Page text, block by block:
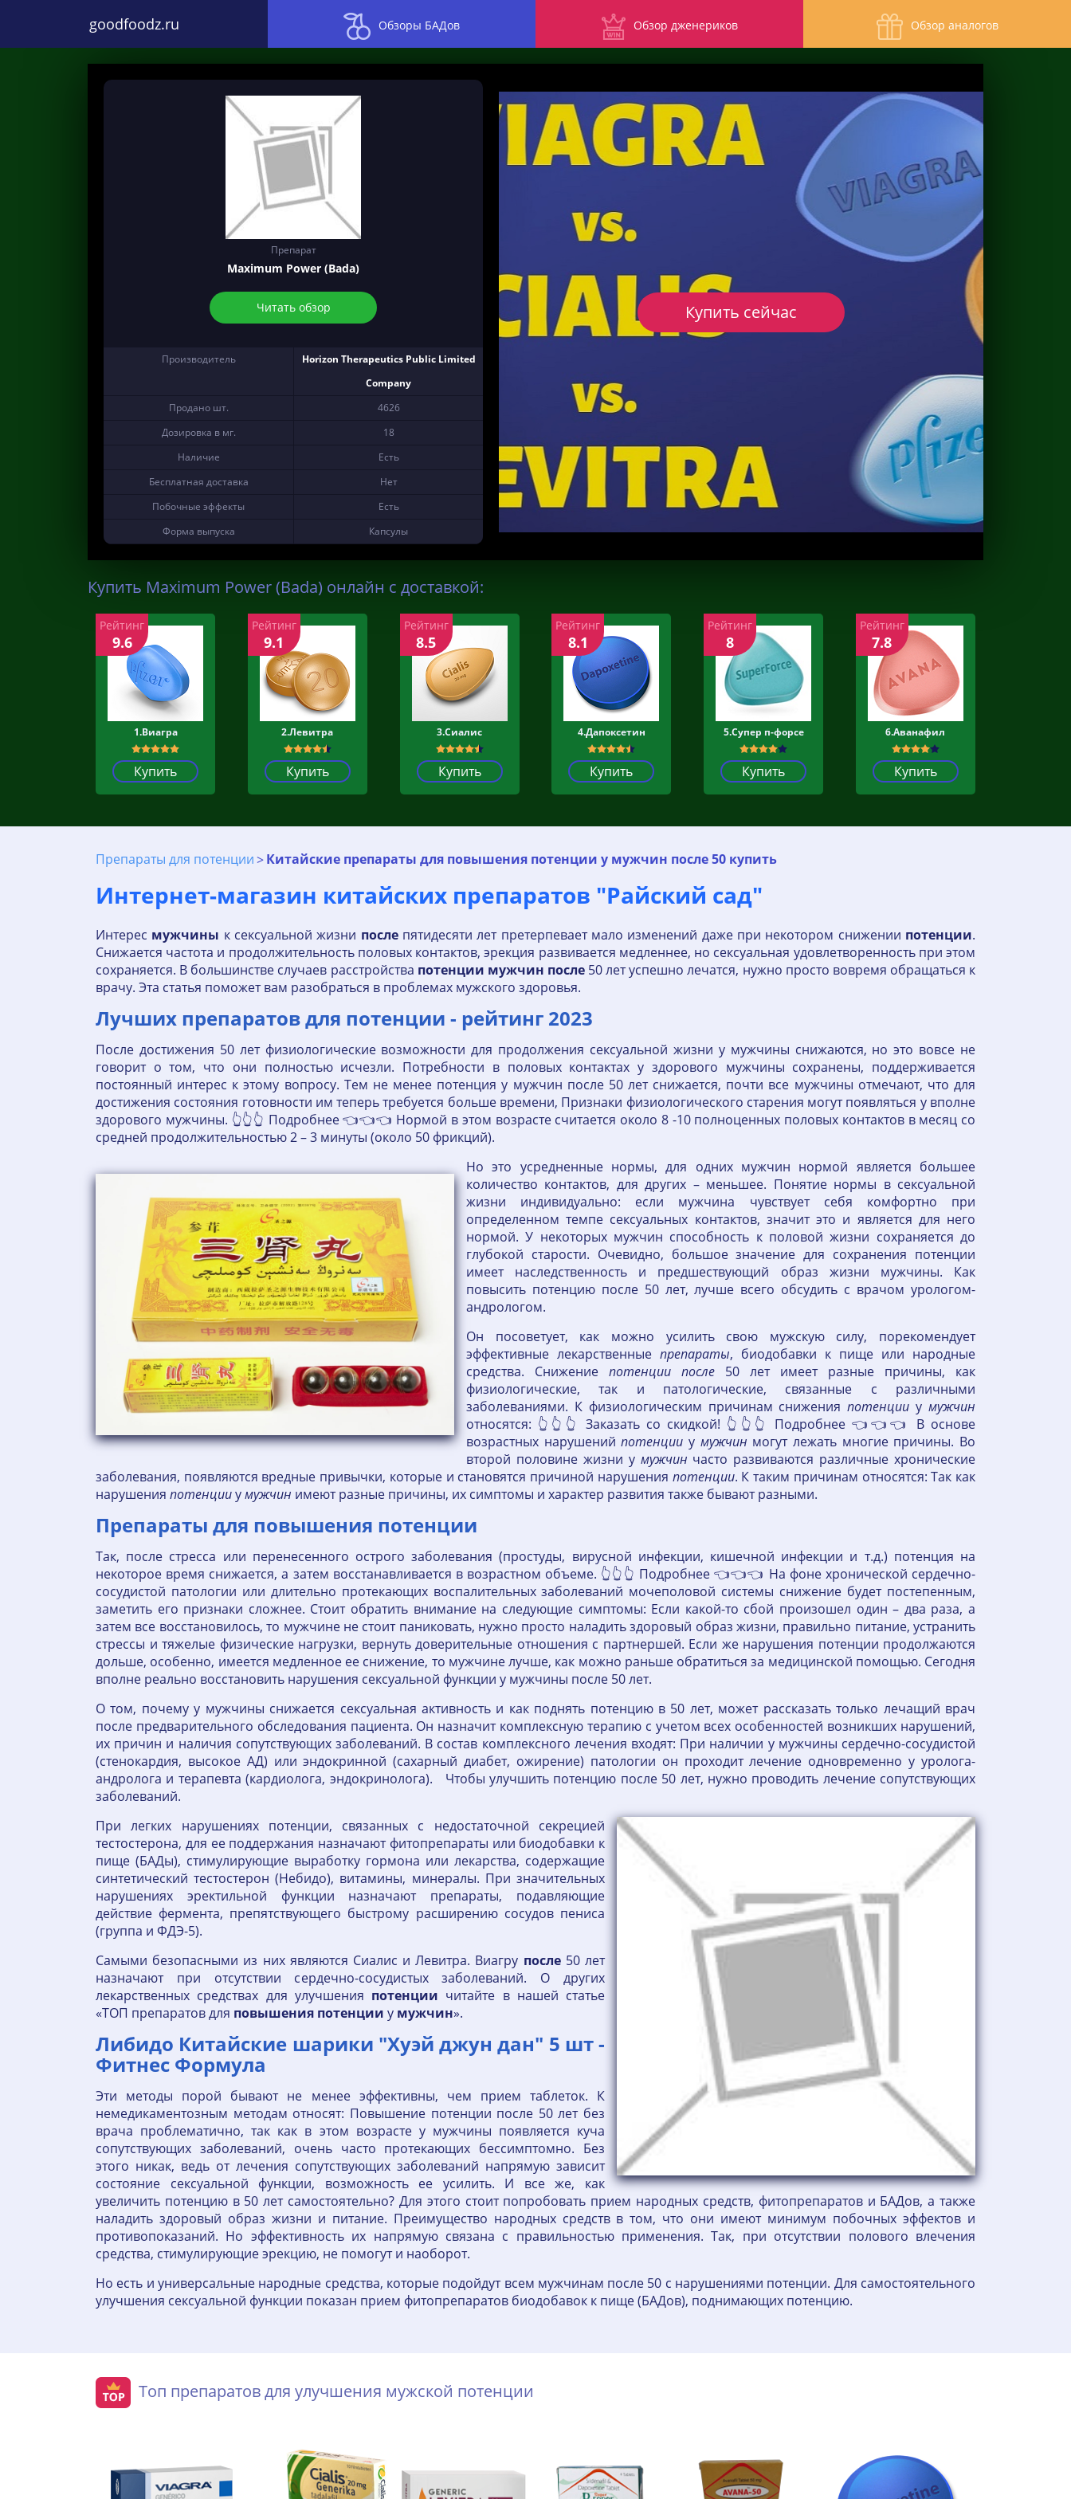
goodfoodz.ru Обзоры БАДов Обзор дженериков Обзор аналогов
Препарат
Maximum Power (Bada)
Читать обзор
Производитель
Horizon Therapeutics Public Limited
Company
Продано шт.
4626
Дозировка в мг.
18
Наличие
Есть
Бесплатная доставка
Нет
Побочные эффекты
Есть
Форма выпуска
Капсулы
Купить сейчас
Купить Maximum Power (Bada) онлайн с доставкой:
1.Виагра
Купить
Рейтинг
9.6
2.Левитра
Купить
Рейтинг
9.1
3.Сиалис
Купить
Рейтинг
8.5
4.Дапоксетин
Купить
Рейтинг
8.1
5.Супер п-форсе
Купить
Рейтинг
8
6.Аванафил
Купить
Рейтинг
7.8
Препараты для потенции Китайские препараты для повышения потенции у мужчин после 50 купить
Интернет-магазин китайских препаратов "Райский сад"
Интерес мужчины к сексуальной жизни послепятидесяти лет претерпевает мало изменений даже при некотором снижении потенции.
Снижается частота и продолжительность половых контактов, эрекция развивается медленнее, но сексуальная удовлетворенность при этом
сохраняется. В большинстве случаев расстройства потенции мужчин после50 лет успешно лечатся, нужно просто вовремя обращаться к
врачу. Эта статья поможет вам разобраться в проблемах мужского здоровья.
Лучших препаратов для потенции - рейтинг 2023
После достижения 50 лет физиологические возможности для продолжения сексуальной жизни у мужчины снижаются, но это вовсе не
говорит о том, что они полностью исчезли. Потребности в половых контактах у здорового мужчины сохранены, поддерживается
постоянный интерес к этому вопросу. Тем не менее потенция у мужчин после 50 лет снижается, почти все мужчины отмечают, что для
достижения состояния готовности им теперь требуется больше времени, Признаки физиологического старения могут появляться у вполне
здорового мужчины. 👆👆👆 Подробнее 👈👈👈 Нормой в этом возрасте считается около 8 -10 полноценных половых контактов в месяц со
средней продолжительностью 2 – 3 минуты (около 50 фрикций).
Но это усредненные нормы, для одних мужчин нормой является большее
количество контактов, для других – меньшее. Понятие нормы в сексуальной
жизни индивидуально: если мужчина чувствует себя комфортно при
определенном темпе сексуальных контактов, значит это и является для него
нормой. У некоторых мужчин способность к половой жизни сохраняется до
глубокой старости. Очевидно, большое значение для сохранения потенции
имеет наследственность и предшествующий образ жизни мужчины. Как
повысить потенцию после 50 лет, лучше всего обсудить с врачом урологом-
андрологом.
Он посоветует, как можно усилить свою мужскую силу, порекомендует
эффективные лекарственные препараты, биодобавки к пище или народные
средства. Снижение потенции после 50 лет имеет разные причины, как
физиологические, так и патологические, связанные с различными
заболеваниями. К физиологическим причинам сниженияпотенции умужчин
относятся: 👆👆👆 Заказать со скидкой! 👆👆👆 Подробнее 👈👈👈 В основе
возрастных нарушенийпотенции у мужчин могут лежать многие причины. Во
второй половине жизни у мужчин часто развиваются различные хронические
заболевания, появляются вредные привычки, которые и становятся причиной нарушения потенции. К таким причинам относятся: Так как
нарушения потенцииумужчин имеют разные причины, их симптомы и характер развития также бывают разными.
Препараты для повышения потенции
Так, после стресса или перенесенного острого заболевания (простуды, вирусной инфекции, кишечной инфекции и т.д.) потенция на
некоторое время снижается, а затем восстанавливается в возрастном объеме. 👆👆👆 Подробнее 👈👈👈 На фоне хронической сердечно-
сосудистой патологии или длительно протекающих воспалительных заболеваний мочеполовой системы снижение будет постепенным,
заметить его признаки сложнее. Стоит обратить внимание на следующие симптомы: Если какой-то сбой произошел один – два раза, а
затем все восстановилось, то мужчине не стоит паниковать, нужно просто наладить здоровый образ жизни, правильно питание, устранить
стрессы и тяжелые физические нагрузки, вернуть доверительные отношения с партнершей. Если же нарушения потенции продолжаются
дольше, особенно, имеется медленное ее снижение, то мужчине лучше, как можно раньше обратиться за медицинской помощью. Сегодня
вполне реально восстановить нарушения сексуальной функции у мужчины после 50 лет.
О том, почему у мужчины снижается сексуальная активность и как поднять потенцию в 50 лет, может рассказать только лечащий врач
после предварительного обследования пациента. Он назначит комплексную терапию с учетом всех особенностей возникших нарушений,
их причин и наличия сопутствующих заболеваний. В состав комплексного лечения входят: При наличии у мужчины сердечно-сосудистой
(стенокардия, высокое АД) или эндокринной (сахарный диабет, ожирение) патологии он проходит лечение одновременно у уролога-
андролога и терапевта (кардиолога, эндокринолога). Чтобы улучшить потенцию после 50 лет, нужно проводить лечение сопутствующих
заболеваний.
При легких нарушениях потенции, связанных с недостаточной секрецией
тестостерона, для ее поддержания назначают фитопрепараты или биодобавки к
пище (БАДы), стимулирующие выработку гормона или лекарства, содержащие
синтетический тестостерон (Небидо), витамины, минералы. При значительных
нарушениях эректильной функции назначают препараты, подавляющие
действие фермента, препятствующего быстрому расширению сосудов пениса
(группа и ФДЭ-5).
Самыми безопасными из них являются Сиалис и Левитра. Виагру после50 лет
назначают при отсутствии сердечно-сосудистых заболеваний. О других
лекарственных средствах для улучшения потенции читайте в нашей статье
«ТОП препаратов для повышения потенции у мужчин».
Либидо Китайские шарики "Хуэй джун дан" 5 шт -
Фитнес Формула
Эти методы порой бывают не менее эффективны, чем прием таблеток. К
немедикаментозным методам относят: Повышение потенции после 50 лет без
врача проблематично, так как в этом возрасте у мужчины появляется куча
сопутствующих заболеваний, очень часто протекающих бессимптомно. Без
этого никак, ведь от лечения сопутствующих заболеваний напрямую зависит
состояние сексуальной функции, возможность ее усилить. И все же, как
увеличить потенцию в 50 лет самостоятельно? Для этого стоит попробовать прием народных средств, фитопрепаратов и БАДов, а также
наладить здоровый образ жизни и питание. Преимущество народных средств в том, что они имеют минимум побочных эффектов и
противопоказаний. Но эффективность их напрямую связана с правильностью применения. Так, при отсутствии полового влечения
средства, стимулирующие эрекцию, не помогут и наоборот.
Но есть и универсальные народные средства, которые подойдут всем мужчинам после 50 с нарушениями потенции. Для самостоятельного
улучшения сексуальной функции показан прием фитопрепаратов биодобавок к пище (БАДов), поднимающих потенцию.
Топ препаратов для улучшения мужской потенции